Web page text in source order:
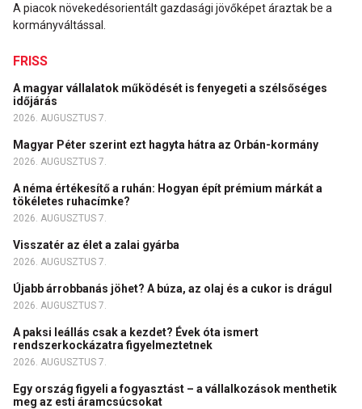
A piacok növekedésorientált gazdasági jövőképet áraztak be a
kormányváltással.
FRISS
A magyar vállalatok működését is fenyegeti a szélsőséges
időjárás
2026. AUGUSZTUS 7.
Magyar Péter szerint ezt hagyta hátra az Orbán-kormány
2026. AUGUSZTUS 7.
A néma értékesítő a ruhán: Hogyan épít prémium márkát a
tökéletes ruhacímke?
2026. AUGUSZTUS 7.
Visszatér az élet a zalai gyárba
2026. AUGUSZTUS 7.
Újabb árrobbanás jöhet? A búza, az olaj és a cukor is drágul
2026. AUGUSZTUS 7.
A paksi leállás csak a kezdet? Évek óta ismert
rendszerkockázatra figyelmeztetnek
2026. AUGUSZTUS 7.
Egy ország figyeli a fogyasztást – a vállalkozások menthetik
meg az esti áramcsúcsokat